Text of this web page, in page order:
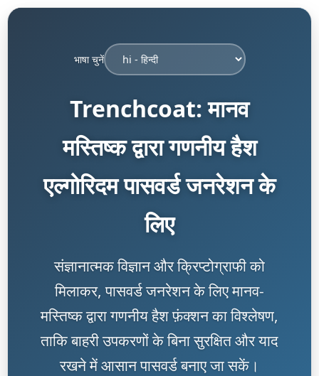
भाषा चुनें
Trenchcoat: मानव
मस्तिष्क द्वारा गणनीय हैश
एल्गोरिदम पासवर्ड जनरेशन के
लिए
संज्ञानात्मक विज्ञान और क्रिप्टोग्राफी को
मिलाकर, पासवर्ड जनरेशन के लिए मानव-
मस्तिष्क द्वारा गणनीय हैश फ़ंक्शन का विश्लेषण,
ताकि बाहरी उपकरणों के बिना सुरक्षित और याद
रखने में आसान पासवर्ड बनाए जा सकें।